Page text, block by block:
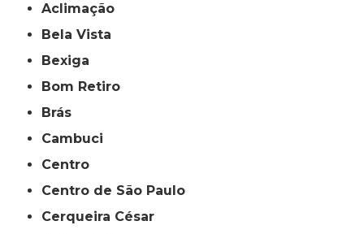
Aclimação
Bela Vista
Bexiga
Bom Retiro
Brás
Cambuci
Centro
Centro de São Paulo
Cerqueira César